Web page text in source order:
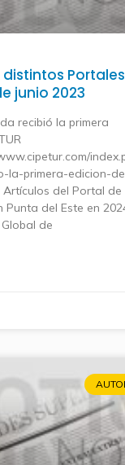
Portales
junio 2023
recibió la primera
la-primera-edicion-
del Portal de
Punta del Este en
de